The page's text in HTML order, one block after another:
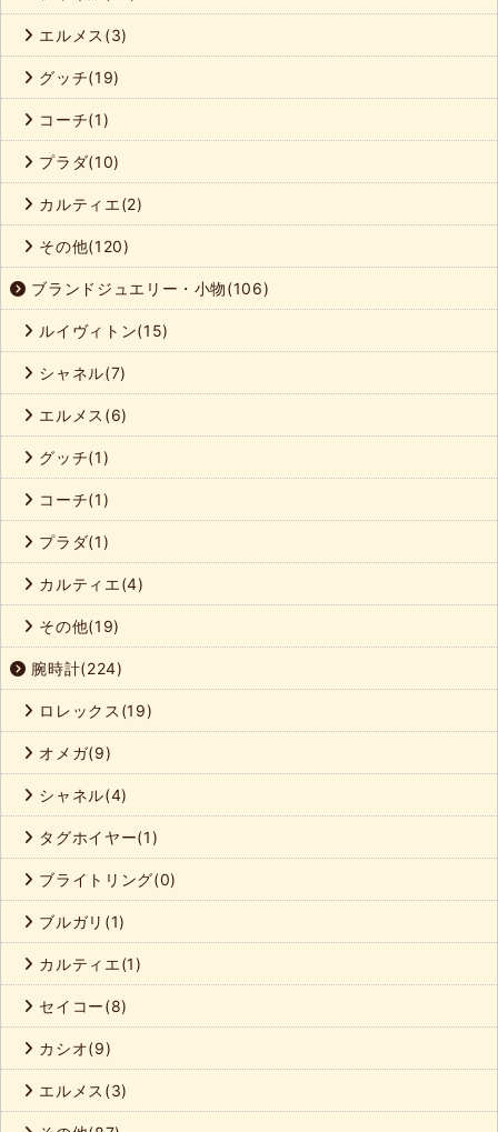
エルメス(3)
グッチ(19)
コーチ(1)
プラダ(10)
カルティエ(2)
その他(120)
ブランドジュエリー・小物(106)
ルイヴィトン(15)
シャネル(7)
エルメス(6)
グッチ(1)
コーチ(1)
プラダ(1)
カルティエ(4)
その他(19)
腕時計(224)
ロレックス(19)
オメガ(9)
シャネル(4)
タグホイヤー(1)
ブライトリング(0)
ブルガリ(1)
カルティエ(1)
セイコー(8)
カシオ(9)
エルメス(3)